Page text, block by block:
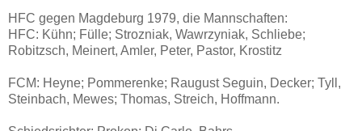
HFC gegen Magdeburg 1979, die Mannschaften:
HFC: Kühn; Fülle; Strozniak, Wawrzyniak, Schliebe;
Robitzsch, Meinert, Amler, Peter, Pastor, Krostitz
FCM: Heyne; Pommerenke; Raugust Seguin, Decker; Tyll,
Steinbach, Mewes; Thomas, Streich, Hoffmann.